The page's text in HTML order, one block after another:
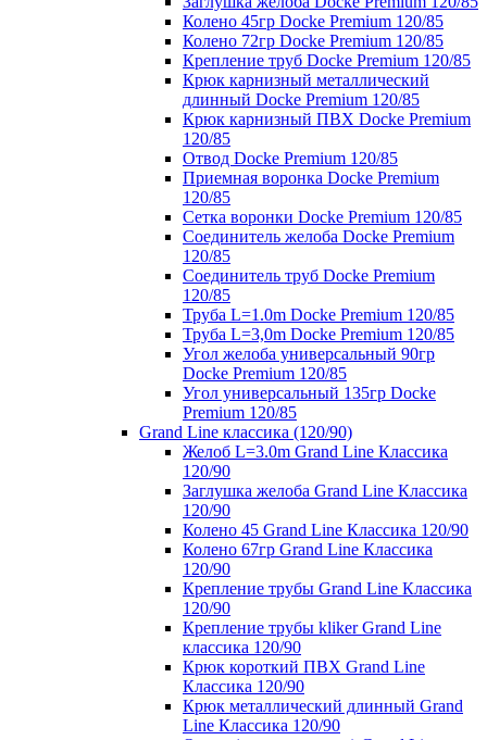
Колено 45гр Docke Premium 120/85
Колено 72гр Docke Premium 120/85
Крепление труб Docke Premium 120/85
Крюк карнизный металлический
длинный Docke Premium 120/85
Крюк карнизный ПВХ Docke Premium
120/85
Отвод Docke Premium 120/85
Приемная воронка Docke Premium
120/85
Сетка воронки Docke Premium 120/85
Соединитель желоба Docke Premium
120/85
Соединитель труб Docke Premium
120/85
Труба L=1.0m Docke Premium 120/85
Труба L=3,0m Docke Premium 120/85
Угол желоба универсальный 90гр
Docke Premium 120/85
Угол универсальный 135гр Docke
Premium 120/85
Grand Line классика (120/90)
Желоб L=3.0m Grand Line Классика
120/90
Заглушка желоба Grand Line Классика
120/90
Колено 45 Grand Line Классика 120/90
Колено 67гр Grand Line Классика
120/90
Крепление трубы Grand Line Классика
120/90
Крепление трубы kliker Grand Line
классика 120/90
Крюк короткий ПВХ Grand Line
Классика 120/90
Крюк металлический длинный Grand
Line Классика 120/90